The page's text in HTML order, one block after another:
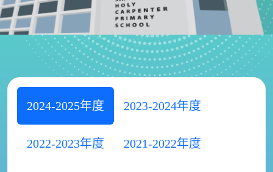
2024-2025年度 2023-2024年度
2022-2023年度 2021-2022年度